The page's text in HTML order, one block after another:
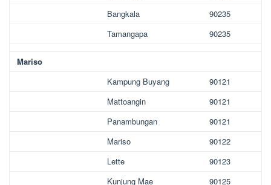
Bangkala
90235
Tamangapa
90235
Mariso
Kampung Buyang
90121
Mattoangin
90121
Panambungan
90121
Mariso
90122
Lette
90123
Kunjung Mae
90125